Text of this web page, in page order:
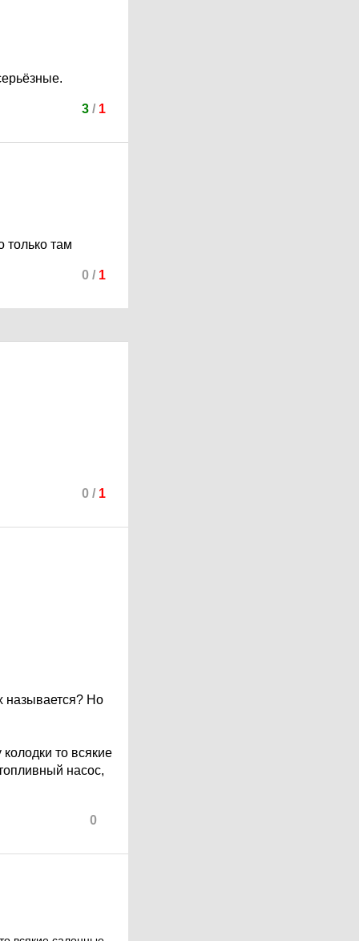
3/ 1
только там
0 / 1
0 / 1
называется? Но
то всякие
насос,
0